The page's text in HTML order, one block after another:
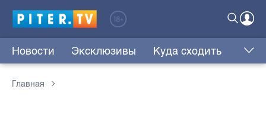
Новости Эксклюзивы Куда сходить
Главная